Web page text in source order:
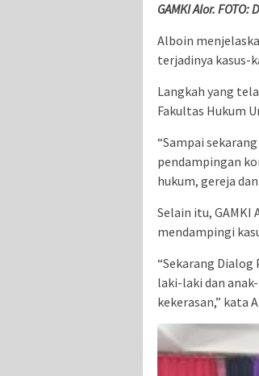
GAMKI Alor. FOTO:
Alboin
terjadinya kasus-
Langkah yang
Fakultas Hukum
“Sampai
pendampingan
hukum, gereja
Selain itu, GAMKI
mendampingi
“Sekarang
laki-laki dan
kekerasan,” kata